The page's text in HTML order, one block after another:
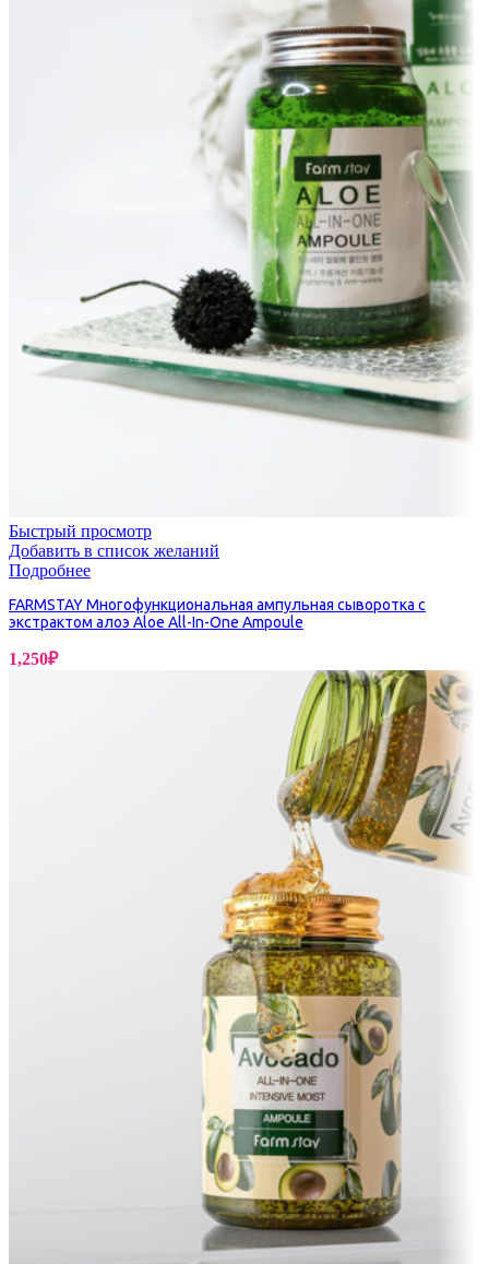
Быстрый просмотр
Добавить в список желаний
Подробнее
FARMSTAY Многофункциональная ампульная сыворотка с
экстрактом алоэ Aloe All-In-One Ampoule
1,250₽